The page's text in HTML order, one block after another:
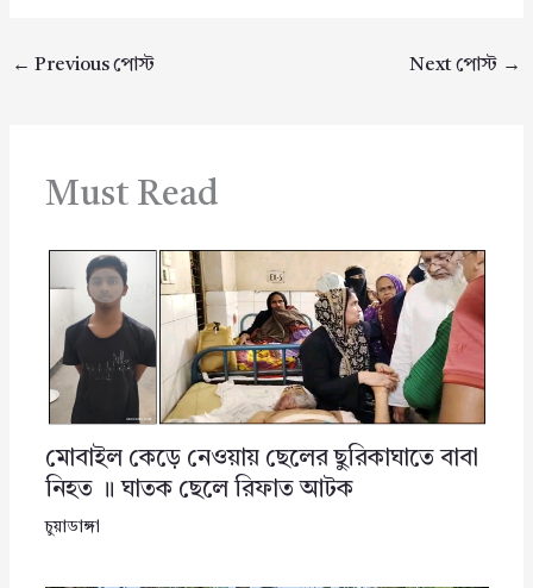
← Previous পোস্ট Next পোস্ট →
Must Read
মোবাইল কেড়ে নেওয়ায় ছেলের ছুরিকাঘাতে বাবা
নিহত ॥ ঘাতক ছেলে রিফাত আটক
চুয়াডাঙ্গা